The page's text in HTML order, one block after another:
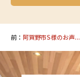
前： 阿賀野市S様のお声...